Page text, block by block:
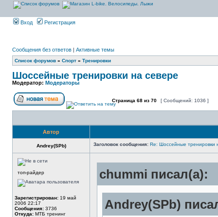
Вход Регистрация
Сообщения без ответов | Активные темы
Список форумов » Спорт » Тренировки
Шоссейные тренировки на севере
Модератор: Модераторы
Страница 68 из 70 [ Сообщений: 1036 ]
Автор
Andrey(SPb) Заголовок сообщения: Re: Шоссейные тренировки
топ-райдер
Зарегистрирован: 19 май
2006 22:17
Сообщения: 3736
Откуда: МТБ тренинг
chummi писал(а):
Andrey(SPb)